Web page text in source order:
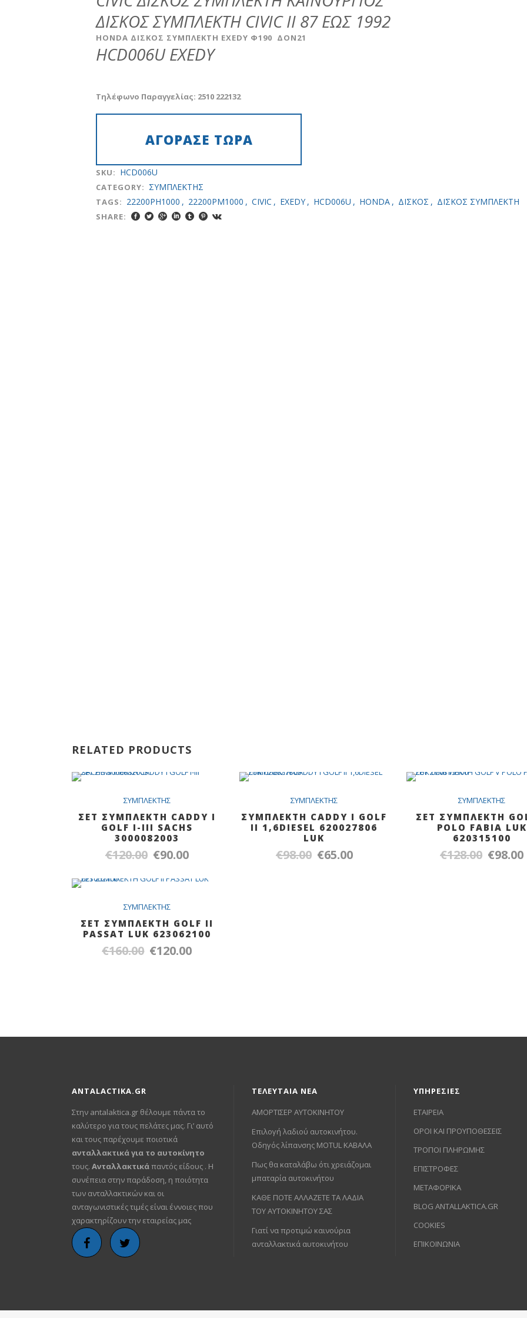
was:
€58.00.
τιμή
είναι:
€32.00.
ΔΙΣΚΟΣ ΣΥΜΠΛΕΚΤΗ CIVIC II 87 ΕΩΣ 1992
ΗΟΝDA ΔΙΣΚΟΣ ΣΥΜΠΛΕΚΤΗ ΕΧΕDY Φ190 ΔΟΝ21
HCD006U EXEDY
Τηλέφωνο Παραγγελίας: 2510 222132
SKU: HCD006U
CATEGORY: ΣYMΠΛEKTHΣ
TAGS: 22200PH1000 , 22200PM1000 , CIVIC , EXEDY , HCD006U , HONDA , ΔΙΣΚΟΣ , ΔΙΣΚΟΣ ΣΥΜΠΛΕΚΤΗ
SHARE:
RELATED PRODUCTS
ΣYMΠΛEKTHΣ
ΣΕΤ ΣΥΜΠΛΕΚΤΗ CADDY I
GOLF I-III SACHS
3000082003
€120.00 Original
€90.00Η
ΣYMΠΛEKTHΣ
ΣΥΜΠΛΕΚΤΗ CADDY I GOLF
II 1,6DIESEL 620027806
LUK
€98.00 Original
€65.00Η
ΣYMΠΛEKTHΣ
ΣΕΤ ΣΥΜΠΛΕΚΤΗ
POLO FABIA LUK
620315100
€128.00 Original
€98.00Η
ΣYMΠΛEKTHΣ
ΣΕΤ ΣΥΜΠΛΕΚΤΗ GOLF II
PASSAT LUK 623062100
€160.00 Original
€120.00Η
ANTALACTIKA.GR
Στην antalaktica.gr θέλουμε πάντα το
καλύτερο για τους πελάτες μας. Γι’ αυτό
και τους παρέχουμε ποιοτικά
ανταλλακτικά για το αυτοκίνητο
τους. Ανταλλακτικάπαντός είδους . Η
συνέπεια στην παράδοση, η ποιότητα
των ανταλλακτικών και οι
ανταγωνιστικές τιμές είναι έννοιες που
χαρακτηρίζουν την εταιρείας μας
ΤΕΛΕΥΤΑΙΑ ΝΕΑ
ΑΜΟΡΤΙΣΕΡ ΑΥΤΟΚΙΝΗΤΟΥ
Επιλογή λαδιού αυτοκινήτου.
Οδηγός λίπανσης MOTUL ΚΑΒΑΛΑ
Πως θα καταλάβω ότι χρειάζομαι
μπαταρία αυτοκινήτου
ΚΑΘΕ ΠΟΤΕ ΑΛΛΑΖΕΤΕ ΤΑ ΛΑΔΙΑ
ΤΟΥ ΑΥΤΟΚΙΝΗΤΟΥ ΣΑΣ
Γιατί να προτιμώ καινούρια
ανταλλακτικά αυτοκινήτου
ΥΠΗΡΕΣΙΕΣ
ΕΤΑΙΡΕΙΑ
ΟΡΟΙ ΚΑΙ ΠΡΟΥΠΟΘΕΣΕΙΣ
ΤΡΟΠΟΙ ΠΛΗΡΩΜΗΣ
ΕΠΙΣΤΡΟΦΕΣ
ΜΕΤΑΦΟΡΙΚΑ
BLOG ANTALLAKTICA.GR
COOKIES
ΕΠΙΚΟΙΝΩΝΙΑ